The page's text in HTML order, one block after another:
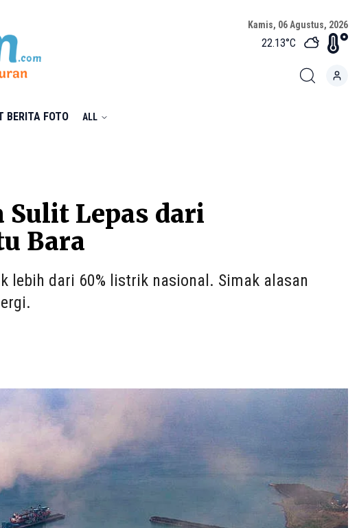
Kamis, 06 Agustus, 2026
22.13°C
BERITA FOTO ALL
Lepas dari
Bara
lebih dari 60% listrik nasional. Simak alasan